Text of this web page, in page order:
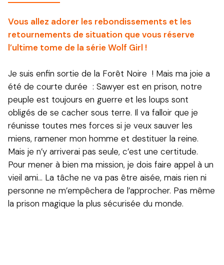
Vous allez adorer les rebondissements et les
retournements de situation que vous réserve
l’ultime tome de la série Wolf Girl !
Je suis enfin sortie de la Forêt Noire ! Mais ma joie a
été de courte durée : Sawyer est en prison, notre
peuple est toujours en guerre et les loups sont
obligés de se cacher sous terre. Il va falloir que je
réunisse toutes mes forces si je veux sauver les
miens, ramener mon homme et destituer la reine.
Mais je n’y arriverai pas seule, c’est une certitude.
Pour mener à bien ma mission, je dois faire appel à un
vieil ami... La tâche ne va pas être aisée, mais rien ni
personne ne m’empêchera de l’approcher. Pas même
la prison magique la plus sécurisée du monde.